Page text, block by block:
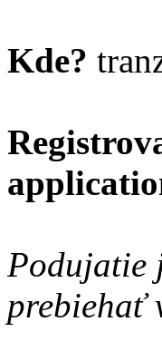
Kde?
Podujatie
prebiehať